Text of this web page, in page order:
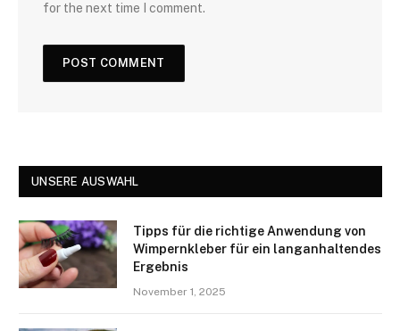
for the next time I comment.
UNSERE AUSWAHL
Tipps für die richtige Anwendung von
Wimpernkleber für ein langanhaltendes
Ergebnis
November 1, 2025